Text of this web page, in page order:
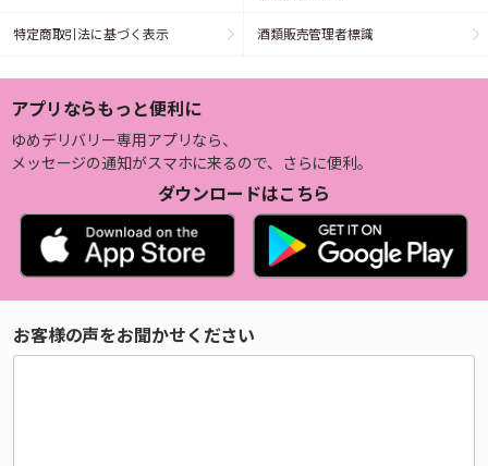
特定商取引法に基づく表示 酒類販売管理者標識
アプリならもっと便利に
ゆめデリバリー専用アプリなら、
メッセージの通知がスマホに来るので、さらに便利。
ダウンロードはこちら
お客様の声をお聞かせください